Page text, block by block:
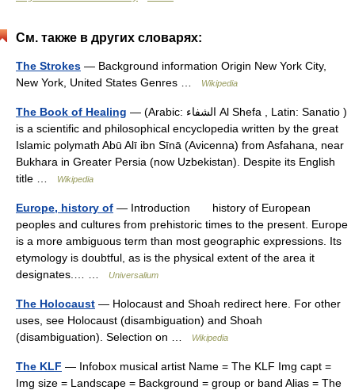
См. также в других словарях:
The Strokes — Background information Origin New York City,
New York, United States Genres …
Wikipedia
The Book of Healing — (Arabic: الشفاء Al Shefa , Latin: Sanatio )
is a scientific and philosophical encyclopedia written by the great
Islamic polymath Abū Alī ibn Sīnā (Avicenna) from Asfahana, near
Bukhara in Greater Persia (now Uzbekistan). Despite its English
title …
Wikipedia
Europe, history of — Introduction history of European
peoples and cultures from prehistoric times to the present. Europe
is a more ambiguous term than most geographic expressions. Its
etymology is doubtful, as is the physical extent of the area it
designates.… …
Universalium
The Holocaust — Holocaust and Shoah redirect here. For other
uses, see Holocaust (disambiguation) and Shoah
(disambiguation). Selection on …
Wikipedia
The KLF — Infobox musical artist Name = The KLF Img capt =
Img size = Landscape = Background = group or band Alias = The